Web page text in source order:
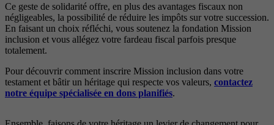
Ce geste de solidarité offre, en plus des avantages fiscaux non
négligeables, la possibilité de réduire les impôts sur votre succession.
En faisant un choix réfléchi, vous soutenez la fondation Mission
inclusion et vous allégez votre fardeau fiscal parfois presque
totalement.
Pour découvrir comment inscrire Mission inclusion dans votre
testament et bâtir un héritage qui respecte vos valeurs, contactez
notre équipe spécialisée en dons planifiés.